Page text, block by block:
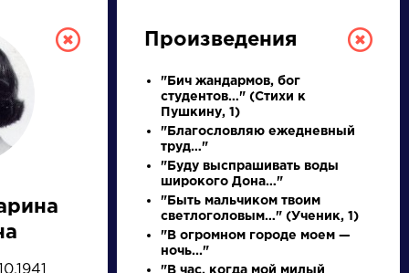
Произведения
"Бич жандармов, бог
студентов…" (Стихи к
Пушкину, 1)
"Благословляю ежедневный
труд…"
"Буду выспрашивать воды
широкого Дона…"
"Быть мальчиком твоим
светлоголовым…" (Ученик, 1)
"В огромном городе моем —
ночь..."
"В час, когда мой милый